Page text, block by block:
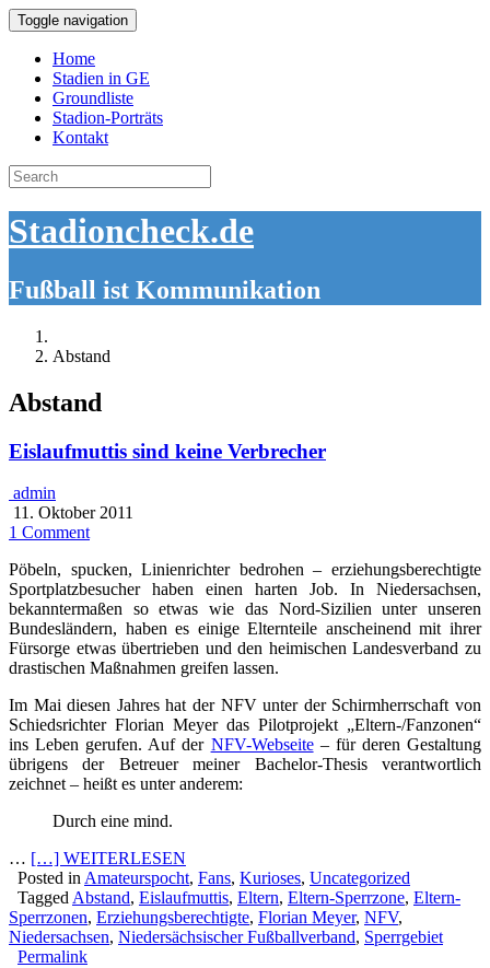
Toggle navigation
Home
Stadien in GE
Groundliste
Stadion-Porträts
Kontakt
Search
for:
Stadioncheck.de
Fußball ist Kommunikation
Abstand
Abstand
Eislaufmuttis sind keine Verbrecher
admin
11. Oktober 2011
1 Comment
Pöbeln, spucken, Linienrichter bedrohen – erziehungsberechtigte
Sportplatzbesucher haben einen harten Job. In Niedersachsen,
bekanntermaßen so etwas wie das Nord-Sizilien unter unseren
Bundesländern, haben es einige Elternteile anscheinend mit ihrer
Fürsorge etwas übertrieben und den heimischen Landesverband zu
drastischen Maßnahmen greifen lassen.
Im Mai diesen Jahres hat der NFV unter der Schirmherrschaft von
Schiedsrichter Florian Meyer das Pilotprojekt „Eltern-/Fanzonen“
ins Leben gerufen. Auf der NFV-Webseite– für deren Gestaltung
übrigens der Betreuer meiner Bachelor-Thesis verantwortlich
zeichnet – heißt es unter anderem:
Durch eine mind.
… […] WEITERLESEN
Posted in Amateurspocht, Fans, Kurioses, Uncategorized
Tagged Abstand, Eislaufmuttis, Eltern, Eltern-Sperrzone, Eltern-
Sperrzonen, Erziehungsberechtigte, Florian Meyer, NFV,
Niedersachsen, Niedersächsischer Fußballverband, Sperrgebiet
Permalink